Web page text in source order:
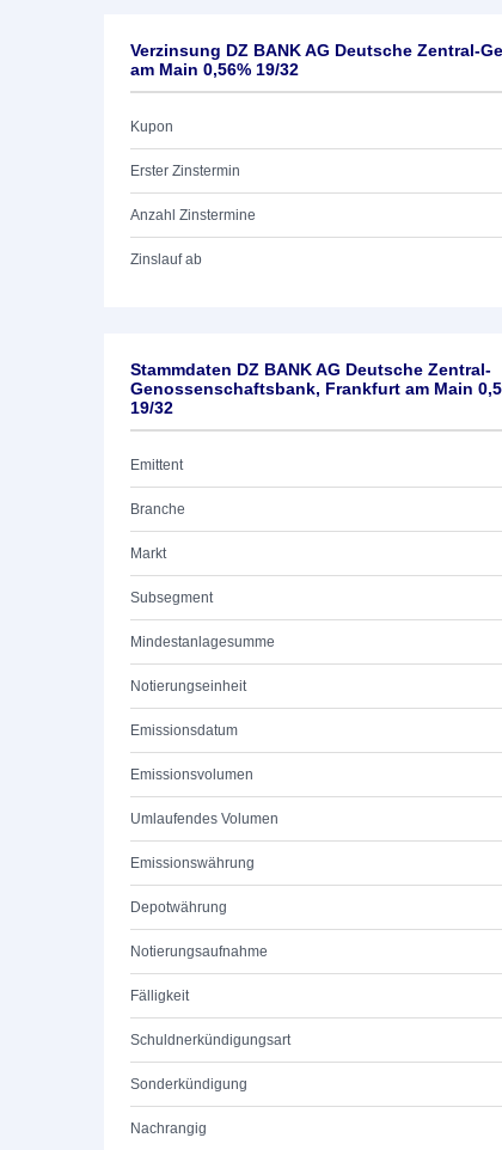
Verzinsung DZ BANK AG Deutsche Zentral-
am Main 0,56% 19/32
Kupon
Erster Zinstermin
Anzahl Zinstermine
Zinslauf ab
Stammdaten DZ BANK AG Deutsche Zentral-
Genossenschaftsbank, Frankfurt am Main
19/32
Emittent
Branche
Markt
Subsegment
Mindestanlagesumme
Notierungseinheit
Emissionsdatum
Emissionsvolumen
Umlaufendes Volumen
Emissionswährung
Depotwährung
Notierungsaufnahme
Fälligkeit
Schuldnerkündigungsart
Sonderkündigung
Nachrangig